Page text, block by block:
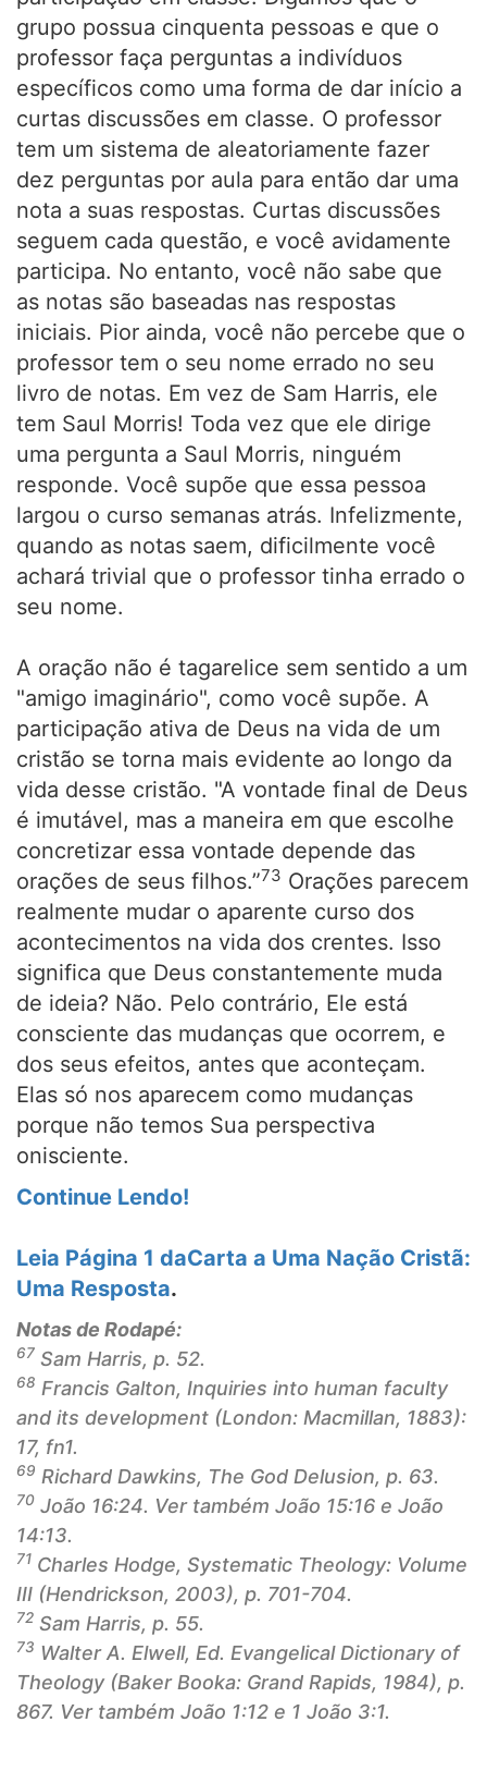
grupo possua cinquenta pessoas e que o
professor faça perguntas a indivíduos
específicos como uma forma de dar início a
curtas discussões em classe. O professor
tem um sistema de aleatoriamente fazer
dez perguntas por aula para então dar uma
nota a suas respostas. Curtas discussões
seguem cada questão, e você avidamente
participa. No entanto, você não sabe que
as notas são baseadas nas respostas
iniciais. Pior ainda, você não percebe que o
professor tem o seu nome errado no seu
livro de notas. Em vez de Sam Harris, ele
tem Saul Morris! Toda vez que ele dirige
uma pergunta a Saul Morris, ninguém
responde. Você supõe que essa pessoa
largou o curso semanas atrás. Infelizmente,
quando as notas saem, dificilmente você
achará trivial que o professor tinha errado o
seu nome.
A oração não é tagarelice sem sentido a um
"amigo imaginário", como você supõe. A
participação ativa de Deus na vida de um
cristão se torna mais evidente ao longo da
vida desse cristão. "A vontade final de Deus
é imutável, mas a maneira em que escolhe
concretizar essa vontade depende das
orações de seus filhos.”73 Orações parecem
realmente mudar o aparente curso dos
acontecimentos na vida dos crentes. Isso
significa que Deus constantemente muda
de ideia? Não. Pelo contrário, Ele está
consciente das mudanças que ocorrem, e
dos seus efeitos, antes que aconteçam.
Elas só nos aparecem como mudanças
porque não temos Sua perspectiva
onisciente.
Continue Lendo!
Leia Página 1 daCarta a Uma Nação Cristã:
Uma Resposta.
Notas de Rodapé:
67 Sam Harris, p. 52.
68 Francis Galton, Inquiries into human faculty
and its development (London: Macmillan, 1883):
17, fn1.
69 Richard Dawkins, The God Delusion, p. 63.
70 João 16:24. Ver também João 15:16 e João
14:13.
71 Charles Hodge, Systematic Theology: Volume
III (Hendrickson, 2003), p. 701-704.
72 Sam Harris, p. 55.
73 Walter A. Elwell, Ed. Evangelical Dictionary of
Theology (Baker Booka: Grand Rapids, 1984), p.
867. Ver também João 1:12 e 1 João 3:1.